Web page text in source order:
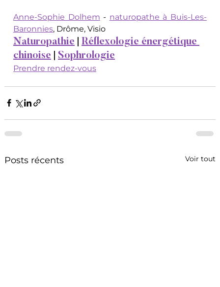
Anne-Sophie Dolhem - naturopathe à Buis-Les-
Baronnies, Drôme, Visio
Naturopathie | Réflexologie énergétique
chinoise | Sophrologie
Prendre rendez-vous
Posts récents Voir tout